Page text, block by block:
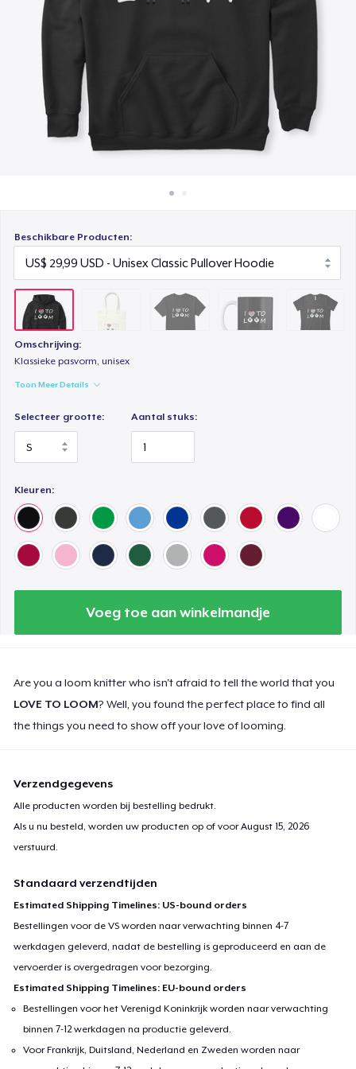
Beschikbare Producten:
Omschrijving:
Klassieke pasvorm, unisex
Toon Meer Details
Selecteer grootte: Aantal stuks:
Kleuren:
Voeg toe aan winkelmandje
Are you a loom knitter who isn't afraid to tell the world that you
LOVE TO LOOM? Well, you found the perfect place to find all
the things you need to show off your love of looming.
Verzendgegevens
Alle producten worden bij bestelling bedrukt.
Als u nu besteld, worden uw producten op of voorAugust 15, 2026
verstuurd.
Standaard verzendtijden
Estimated Shipping Timelines: US-bound orders
Bestellingen voor de VS worden naar verwachting binnen 4-7
werkdagen geleverd, nadat de bestelling is geproduceerd en aan de
vervoerder is overgedragen voor bezorging.
Estimated Shipping Timelines: EU-bound orders
Bestellingen voor het Verenigd Koninkrijk worden naar verwachting
binnen 7-12 werkdagen na productie geleverd.
Voor Frankrijk, Duitsland, Nederland en Zweden worden naar
Classic Crew Neck T-Shirt
Mug
US$ 14,99
Women's Boyfriend Tee